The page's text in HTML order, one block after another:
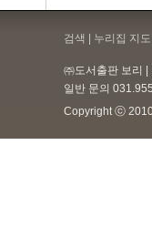
검색 | 누리집 지
㈜도서출판 보리
일반 문의
Copyright ⓒ